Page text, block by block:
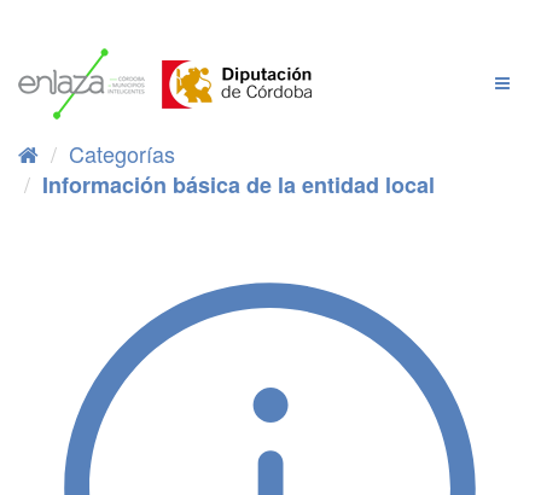
Categorías
Información básica de la entidad local